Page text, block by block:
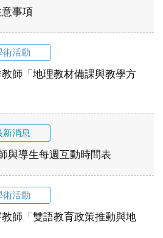
事項
術活動
教師「地理教材備課與教學方
新消息
與導生每週互動時間表
術活動
教師「雙語教育政策推動與地